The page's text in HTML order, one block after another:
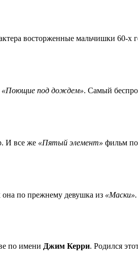
восторженные мальчишки 60-х
«Поющие под дождем». Самый
И все же «Пятый элемент» фильм
она по прежнему девушка из «Маски».
по имени Джим Керри. Родился